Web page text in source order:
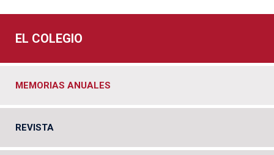
EL COLEGIO
MEMORIAS ANUALES
REVISTA